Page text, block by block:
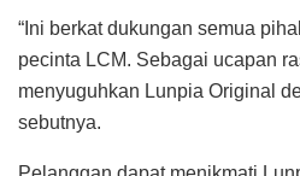
“Ini berkat dukungan semua
pecinta LCM. Sebagai ucapan
menyuguhkan Lunpia Original
sebutnya.